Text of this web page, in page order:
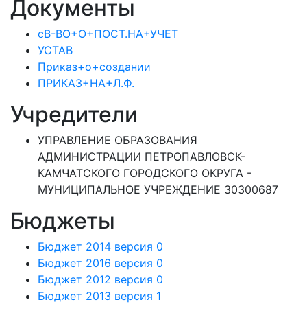
Документы
сВ-ВО+О+ПОСТ.НА+УЧЕТ
УСТАВ
Приказ+о+создании
ПРИКАЗ+НА+Л.Ф.
Учредители
УПРАВЛЕНИЕ ОБРАЗОВАНИЯ
АДМИНИСТРАЦИИ ПЕТРОПАВЛОВСК-
КАМЧАТСКОГО ГОРОДСКОГО ОКРУГА -
МУНИЦИПАЛЬНОЕ УЧРЕЖДЕНИЕ 30300687
Бюджеты
Бюджет 2014 версия 0
Бюджет 2016 версия 0
Бюджет 2012 версия 0
Бюджет 2013 версия 1